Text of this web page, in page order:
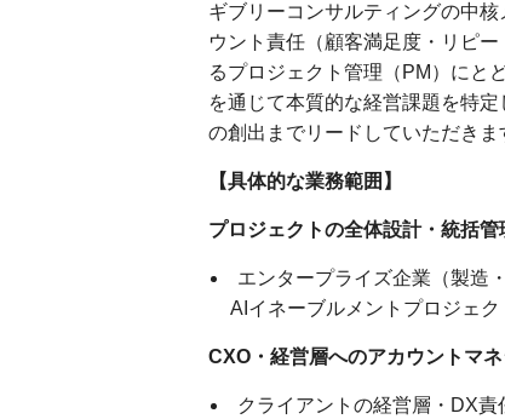
ギブリーコンサルティングの中
ウント責任（顧客満足度・リピ
るプロジェクト管理（PM）にと
を通じて本質的な経営課題を特
の創出までリードしていただきま
【具体的な業務範囲】
プロジェクトの全体設計・統括管
エンタープライズ企業（製造
AIイネーブルメントプロジェ
CXO・経営層へのアカウントマネ
クライアントの経営層・DX責